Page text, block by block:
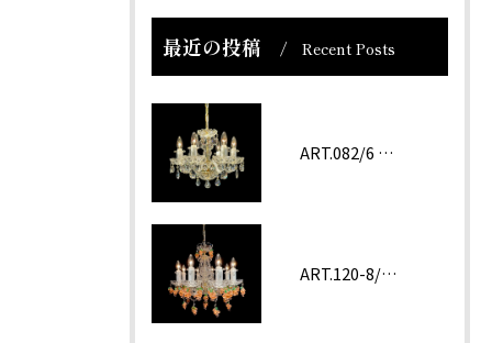
最近の投稿 Recent Posts
ART.082/6 prc
ART.120-8/62 ROSA